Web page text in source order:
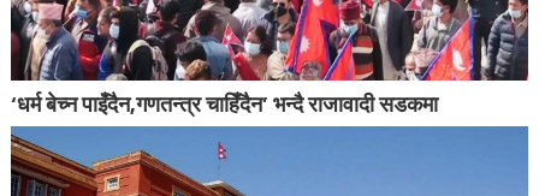
‘धर्म बेच्न पाइँदैन,गणतन्त्र चाहिँदैन’ भन्दै राजावादी सडकमा